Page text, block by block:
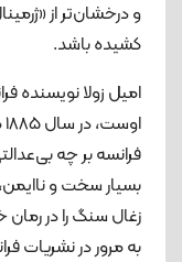
و درخشان‌تر از
کشیده باشد.
امیل زولا نویسنده
فرانسه بر چه
بسیار سخت و
به مرور در نشریات